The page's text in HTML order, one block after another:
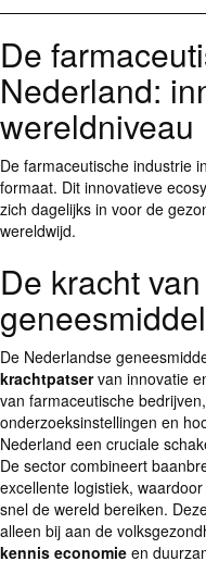
De
Nederland:
wereldniveau
De farmaceutische industrie
formaat. Dit innovatieve
zich dagelijks in voor de
wereldwijd.
De kracht
De Nederlandse
krachtpatservan innovatie
van farmaceutische
onderzoeksinstellingen en
Nederland een cruciale
De sector combineert
excellente logistiek,
snel de wereld bereiken.
alleen bij aan de
kennis economie en